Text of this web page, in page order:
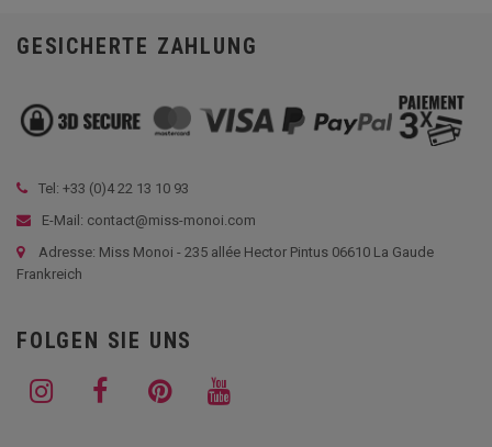
GESICHERTE ZAHLUNG
Tel: +33 (0)4 22 13 10 93
E-Mail: contact@miss-monoi.com
Adresse: Miss Monoi - 235 allée Hector Pintus 06610 La Gaude
Frankreich
FOLGEN SIE UNS